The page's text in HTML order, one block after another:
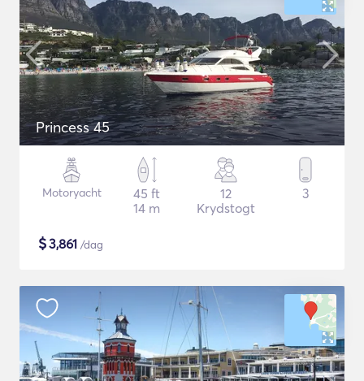
Princess 45
Motoryacht
45 ft
14 m
12
Krydstogt
3
$3,861 /dag